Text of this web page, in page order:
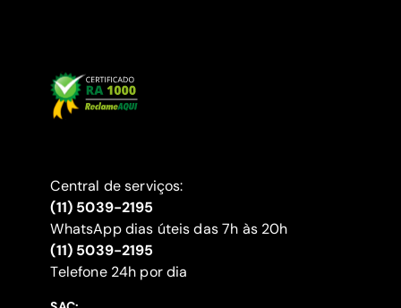
Central de serviços:
(11) 5039-2195
WhatsApp dias úteis das 7h às 20h
(11) 5039-2195
‍Telefone 24h por dia